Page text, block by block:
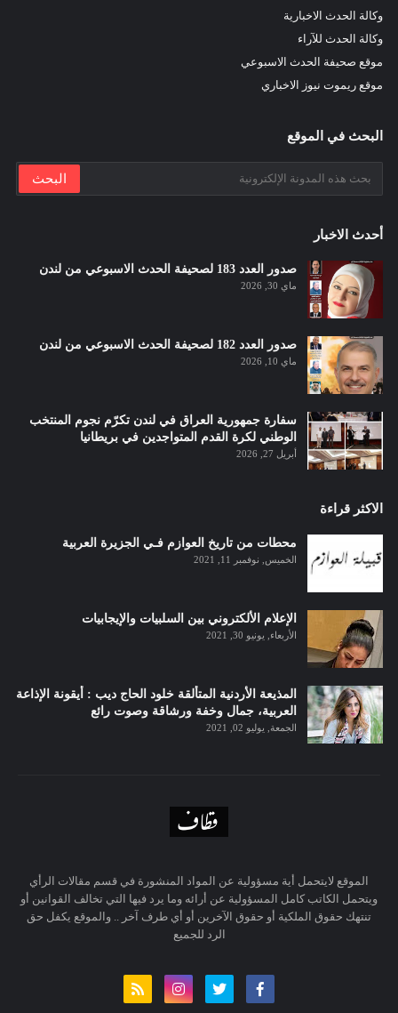
وكالة الحدث الاخبارية
وكالة الحدث للآراء
موقع صحيفة الحدث الاسبوعي
موقع ريموت نيوز الاخباري
البحث في الموقع
أحدث الاخبار
صدور العدد 183 لصحيفة الحدث الاسبوعي من لندن
ماي 30, 2026
صدور العدد 182 لصحيفة الحدث الاسبوعي من لندن
ماي 10, 2026
سفارة جمهورية العراق في لندن تكرّم نجوم المنتخب
الوطني لكرة القدم المتواجدين في بريطانيا
أبريل 27, 2026
الاكثر قراءة
محطات من تاريخ العوازم فـي الجزيرة العربية
الخميس, نوفمبر 11, 2021
الإعلام الألكتروني بين السلبيات والإيجابيات
الأربعاء, يونيو 30, 2021
المذيعة الأردنية المتألقة خلود الحاج ديب : أيقونة الإذاعة
العربية، جمال وخفة ورشاقة وصوت رائع
الجمعة, يوليو 02, 2021
الموقع لايتحمل أية مسؤولية عن المواد المنشورة في قسم مقالات الرأي
ويتحمل الكاتب كامل المسؤولية عن أرائه وما يرد فيها التي تخالف القوانين أو
تنتهك حقوق الملكية أو حقوق الآخرين أو أي طرف آخر .. والموقع يكفل حق
الرد للجميع